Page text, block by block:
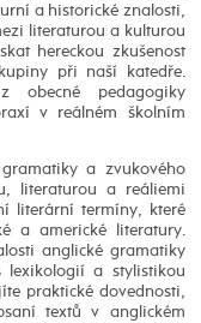
a historické znalosti,
literaturou a kulturou
hereckou zkušenost
při naší katedře.
obecné pedagogiky
v reálném školním
a zvukového
literaturou a reáliemi
literární termíny, které
a americké literatury.
anglické gramatiky
lexikologií a stylistikou
praktické dovednosti,
textů v anglickém